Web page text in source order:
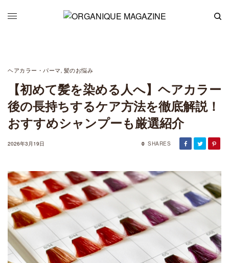
ヘアカラー・パーマ, 髪のお悩み
【初めて髪を染める人へ】ヘアカラー
後の長持ちするケア方法を徹底解説！
おすすめシャンプーも厳選紹介
2026年3月19日 0 SHARES